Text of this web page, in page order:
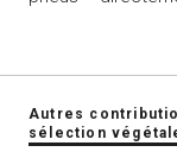
Autres
sélection